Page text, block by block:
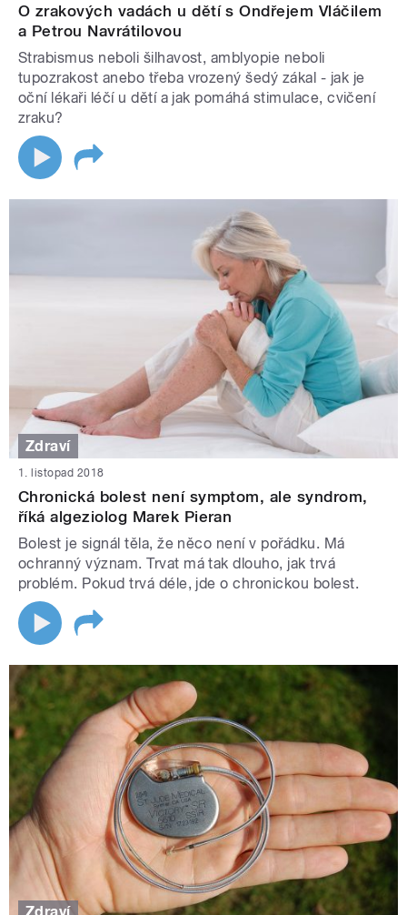
O zrakových vadách u dětí s Ondřejem Vláčilem
a Petrou Navrátilovou
Strabismus neboli šilhavost, amblyopie neboli
tupozrakost anebo třeba vrozený šedý zákal - jak je
oční lékaři léčí u dětí a jak pomáhá stimulace, cvičení
zraku?
Zdraví
1. listopad 2018
Chronická bolest není symptom, ale syndrom,
říká algeziolog Marek Pieran
Bolest je signál těla, že něco není v pořádku. Má
ochranný význam. Trvat má tak dlouho, jak trvá
problém. Pokud trvá déle, jde o chronickou bolest.